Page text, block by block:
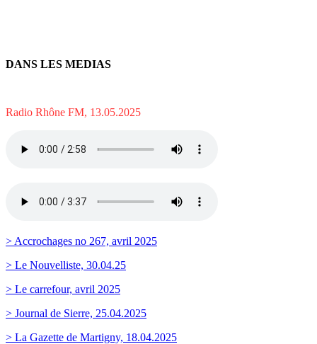
DANS LES MEDIAS
Radio Rhône FM, 13.05.2025
> Accrochages no 267, avril 2025
> Le Nouvelliste, 30.04.25
> Le carrefour, avril 2025
> Journal de Sierre, 25.04.2025
> La Gazette de Martigny, 18.04.2025